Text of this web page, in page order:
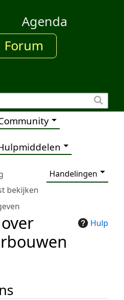
Agenda
Forum
Handelingen
bekijken
Hulp